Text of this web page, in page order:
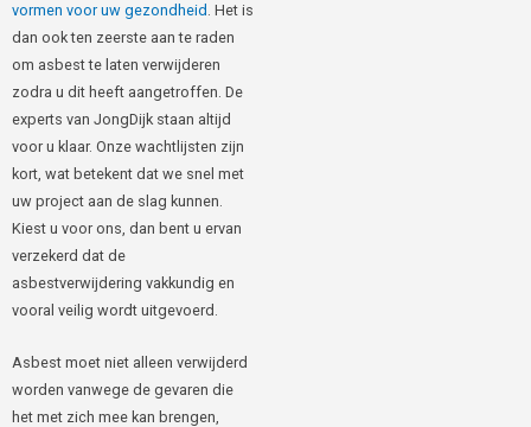
vormen voor uw gezondheid . Het is
dan ook ten zeerste aan te raden
om asbest te laten verwijderen
zodra u dit heeft aangetroffen. De
experts van JongDijk staan altijd
voor u klaar. Onze wachtlijsten zijn
kort, wat betekent dat we snel met
uw project aan de slag kunnen.
Kiest u voor ons, dan bent u ervan
verzekerd dat de
asbestverwijdering vakkundig en
vooral veilig wordt uitgevoerd.
Asbest moet niet alleen verwijderd
worden vanwege de gevaren die
het met zich mee kan brengen,